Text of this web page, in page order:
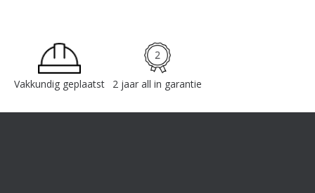
Vakkundig geplaatst 2 jaar all in garantie